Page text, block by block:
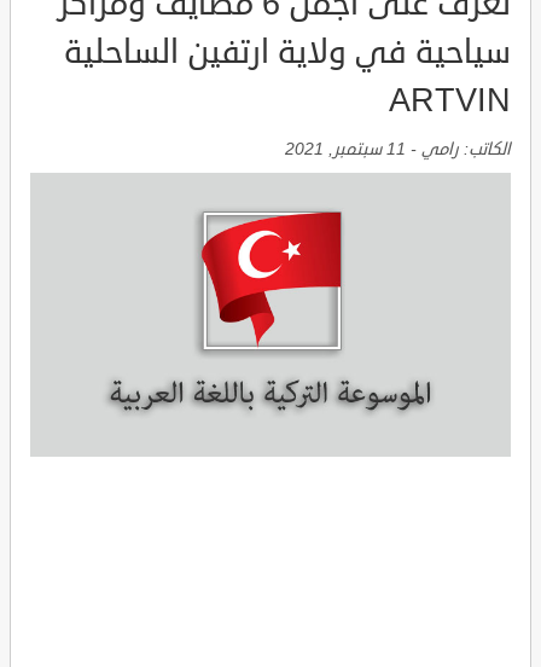
سياحية في ولاية ارتفين الساحلية
ARTVIN
الكاتب: رامي - 11 سبتمبر, 2021